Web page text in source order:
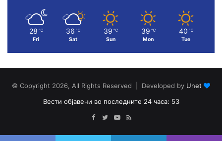
28 ℃
Fri
36 ℃
Sat
39 ℃
Sun
39 ℃
Mon
40 ℃
Tue
© Copyright 2026, All Rights Reserved | Developed by Unet
Вести објавени во последните 24 часа: 53
Facebook
TwitterYouTube
RSS